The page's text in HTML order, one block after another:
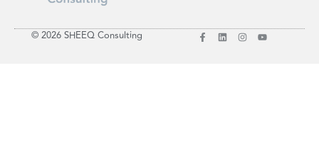
© 2026 SHEEQ Consulting